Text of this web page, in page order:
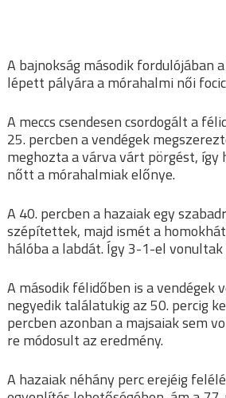
A bajnokság második fordulójában
lépett pályára a mórahalmi női
A meccs csendesen csordogált a
25. percben a vendégek
meghozta a várva várt pörgést,
nőtt a mórahalmiak előnye.
A 40. percben a hazaiak egy
szépítettek, majd ismét a
hálóba a labdát. Így 3-1-el
A második félidőben is a vendégek
negyedik találatukig az 50. percig
percben azonban a majsaiak sem
re módosult az eredmény.
A hazaiak néhány perc erejéig